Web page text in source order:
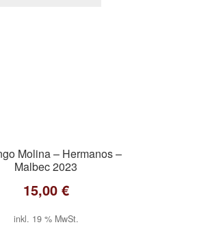
Molina – Hermanos –
Malbec 2023
15,00 €
inkl. 19 % MwSt.